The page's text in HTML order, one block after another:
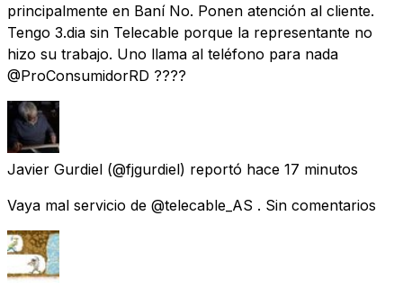
principalmente en Baní No. Ponen atención al cliente.
Tengo 3.dia sin Telecable porque la representante no
hizo su trabajo. Uno llama al teléfono para nada
@ProConsumidorRD ????
Javier Gurdiel (@fjgurdiel) reportó hace 17 minutos
Vaya mal servicio de @telecable_AS . Sin comentarios